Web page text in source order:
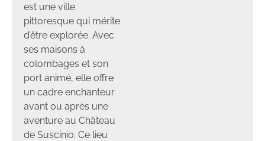
est une ville
pittoresque qui mérite
d’être explorée. Avec
ses maisons à
colombages et son
port animé, elle offre
un cadre enchanteur
avant ou après une
aventure au Château
de Suscinio. Ce lieu